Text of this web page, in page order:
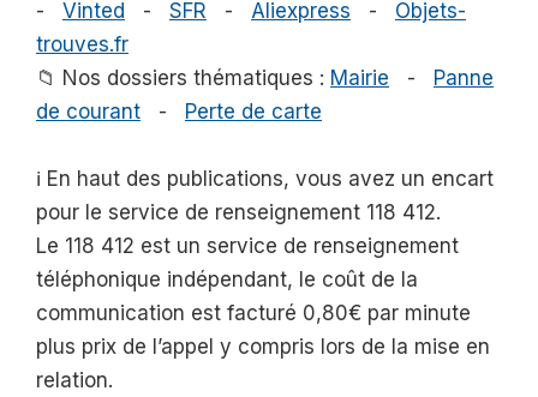
- Vinted - SFR - Aliexpress - Objets-
trouves.fr
📁 Nos dossiers thématiques : Mairie - Panne
de courant - Perte de carte
ℹ️ En haut des publications, vous avez un encart
pour le service de renseignement 118 412.
Le 118 412 est un service de renseignement
téléphonique indépendant, le coût de la
communication est facturé 0,80€ par minute
plus prix de l’appel y compris lors de la mise en
relation.